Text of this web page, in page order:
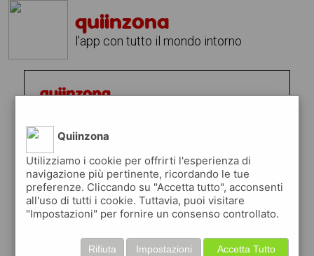
quiinzona
l'app con tutto il mondo intorno
Quiinzona
Utilizziamo i cookie per offrirti l'esperienza di
navigazione più pertinente, ricordando le tue
preferenze. Cliccando su "Accetta tutto", acconsenti
all'uso di tutti i cookie. Tuttavia, puoi visitare
"Impostazioni" per fornire un consenso controllato.
Accetta Tutto
Impostazioni
Rifiuta